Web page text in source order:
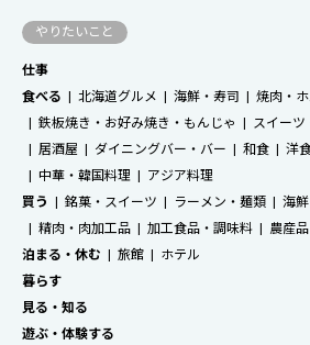
やりたいこと
仕事
食べる
北海道グルメ 海鮮・寿司 焼肉・
鉄板焼き・お好み焼き・もんじゃ
スイーツ
居酒屋
ダイニングバー・バー 和食 洋
中華・韓国料理
アジア料理
買う
銘菓・スイーツ ラーメン・麺類
海
精肉・肉加工品
加工食品・調味料 農産品
泊まる・休む
旅館
ホテル
暮らす
見る・知る
遊ぶ・体験する